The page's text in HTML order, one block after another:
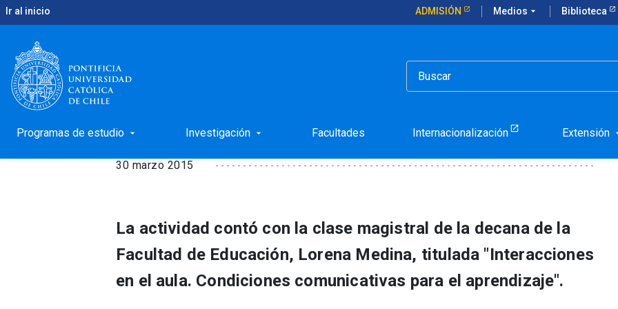
Ir al inicio ADMISIÓN Medios arrow_drop_down Biblioteca
Programas de estudio arrow_drop_down Investigación arrow_drop_down Facultades Internacionalización Extensión
Inicio
Campus Villarrica inauguró su año académico
30 marzo 2015
La actividad contó con la clase magistral de la decana de la
Facultad de Educación, Lorena Medina, titulada "Interacciones
en el aula. Condiciones comunicativas para el aprendizaje".